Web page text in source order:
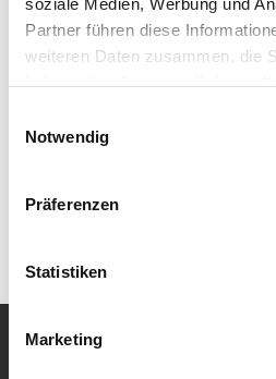
Partner führen diese
weiteren Daten zusammen, die
Notwendig
Präferenzen
Statistiken
Marketing